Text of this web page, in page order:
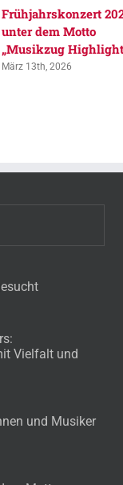
Frühjahrskonzert
unter dem Motto
„Musikzug
März 13th, 2026
Vielfalt und
und Musiker